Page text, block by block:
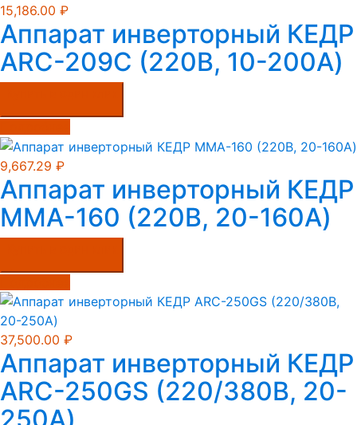
15,186.00 ₽
Аппарат инверторный КЕДР
ARC-209C (220В, 10-200А)
9,667.29 ₽
Аппарат инверторный КЕДР
MMA-160 (220В, 20-160А)
37,500.00 ₽
Аппарат инверторный КЕДР
ARC-250GS (220/380B, 20-